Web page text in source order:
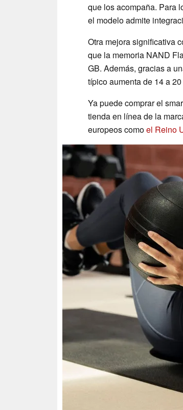
que los acompaña. Para
el modelo admite
Otra mejora significativa
que la memoria NAND
GB. Además, gracias a
típico aumenta de 14 a
Ya puede comprar el
tienda en línea de la
europeos comoel Reino